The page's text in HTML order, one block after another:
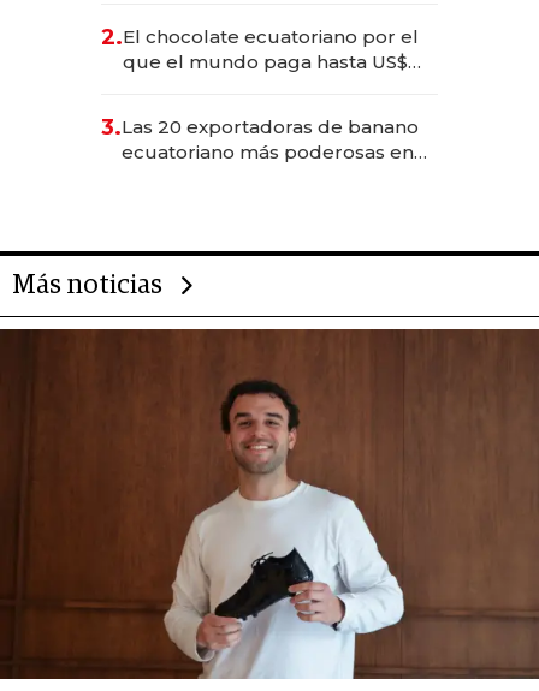
2.El chocolate ecuatoriano por el
que el mundo paga hasta US$
3.Las 20 exportadoras de banano
ecuatoriano más poderosas en
Más noticias